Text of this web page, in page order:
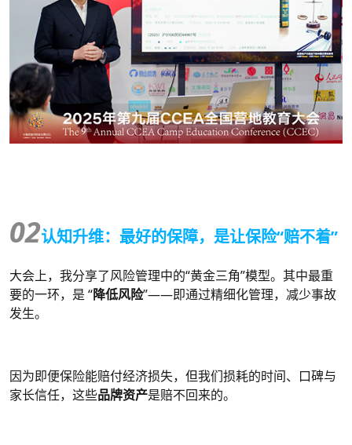
02认知升维：最好的保障，是让保险“赔不着”
大会上，我分享了风险管理中的“黄金三角”模型。其中最重
要的一环，是 “降低风险”——即通过精细化管理，减少事故
发生。
因为即便保险能赔付经济损失，但我们损耗的时间、口碑与
家长信任，这些品牌资产是赔不回来的。